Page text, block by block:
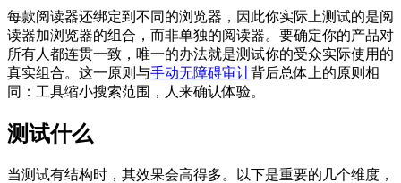
每款阅读器还绑定到不同的浏览器，因此你实际上测试的是阅
读器加浏览器的组合，而非单独的阅读器。要确定你的产品对
所有人都连贯一致，唯一的办法就是测试你的受众实际使用的
真实组合。这一原则与手动无障碍审计背后总体上的原则相
同：工具缩小搜索范围，人来确认体验。
测试什么
当测试有结构时，其效果会高得多。以下是重要的几个维度，